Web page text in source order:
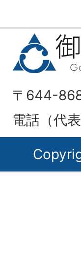
〒644-
電話（代表